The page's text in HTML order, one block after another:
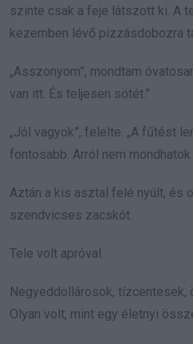
szinte csak a feje látszott ki. A
kezemben lévő pizzásdobozra
„Asszonyom”, mondtam
van itt. És teljesen sötét.”
„Jól vagyok”, felelte. „A fűtést
fontosabb. Arról nem mondhatok
Aztán a kis asztal felé nyúlt, és
szendvicses zacskót.
Tele volt apróval.
Negyeddollárosok, tízcentesek,
Olyan volt, mint egy életnyi